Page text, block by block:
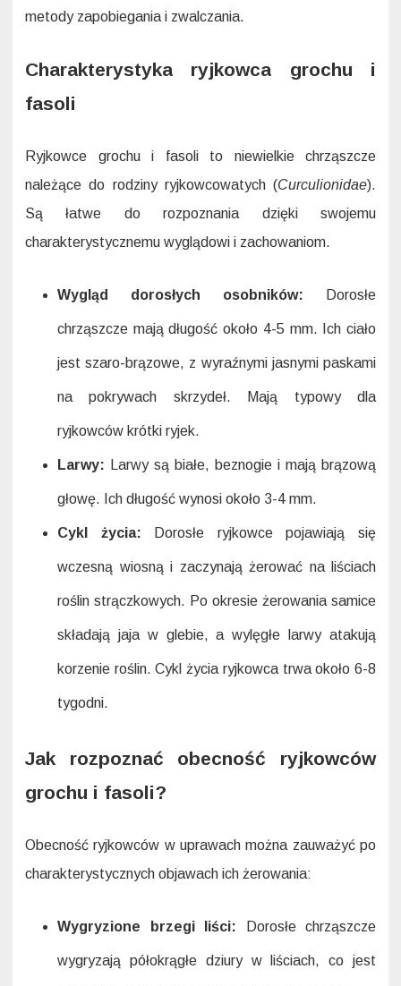
metody zapobiegania i zwalczania.
Charakterystyka ryjkowca grochu i
fasoli
Ryjkowce grochu i fasoli to niewielkie chrząszcze
należące do rodziny ryjkowcowatych (Curculionidae).
Są łatwe do rozpoznania dzięki swojemu
charakterystycznemu wyglądowi i zachowaniom.
Wygląd dorosłych osobników: Dorosłe
chrząszcze mają długość około 4-5 mm. Ich ciało
jest szaro-brązowe, z wyraźnymi jasnymi paskami
na pokrywach skrzydeł. Mają typowy dla
ryjkowców krótki ryjek.
Larwy: Larwy są białe, beznogie i mają brązową
głowę. Ich długość wynosi około 3-4 mm.
Cykl życia: Dorosłe ryjkowce pojawiają się
wczesną wiosną i zaczynają żerować na liściach
roślin strączkowych. Po okresie żerowania samice
składają jaja w glebie, a wylęgłe larwy atakują
korzenie roślin. Cykl życia ryjkowca trwa około 6-8
tygodni.
Jak rozpoznać obecność ryjkowców
grochu i fasoli?
Obecność ryjkowców w uprawach można zauważyć po
charakterystycznych objawach ich żerowania:
Wygryzione brzegi liści: Dorosłe chrząszcze
wygryzają półokrągłe dziury w liściach, co jest